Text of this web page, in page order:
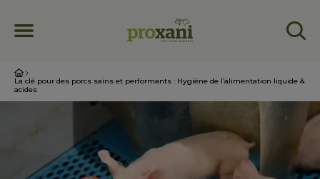
La clé pour des porcs sains et performants : Hygiène de l’alimentation liquide &
acides